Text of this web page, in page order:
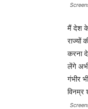
मैं देश
राज्यों
करना
लेंगे
गंभीर
विनम्र